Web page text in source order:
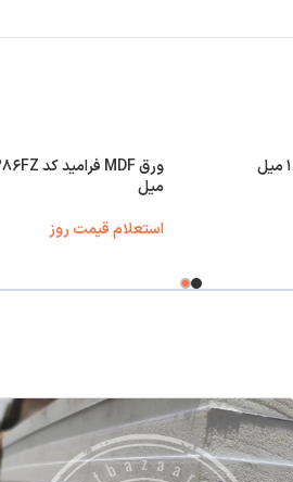
میل
استعلام قیمت روز